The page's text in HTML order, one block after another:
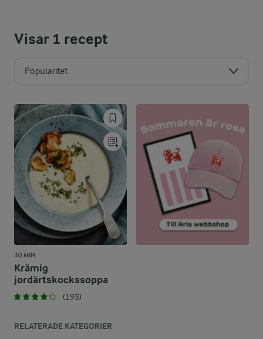
Visar1 recept
Popularitet
30 MIN
Krämig
jordärtskockssoppa
(193)
RELATERADE KATEGORIER